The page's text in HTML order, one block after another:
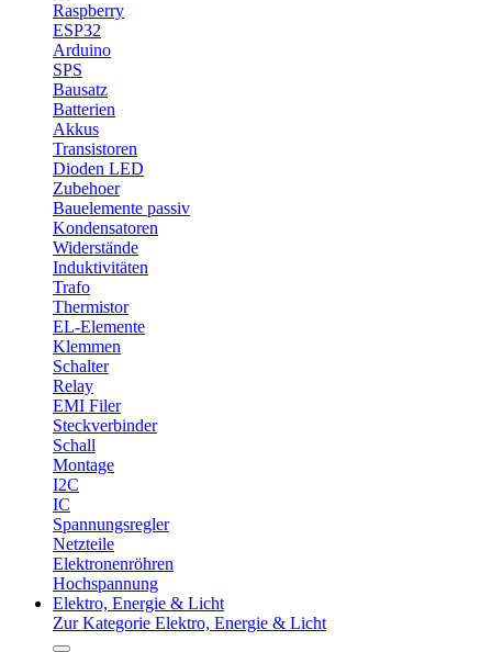
Raspberry
ESP32
Arduino
SPS
Bausatz
Batterien
Akkus
Transistoren
Dioden LED
Zubehoer
Bauelemente passiv
Kondensatoren
Widerstände
Induktivitäten
Trafo
Thermistor
EL-Elemente
Klemmen
Schalter
Relay
EMI Filer
Steckverbinder
Schall
Montage
I2C
IC
Spannungsregler
Netzteile
Elektronenröhren
Hochspannung
Elektro, Energie & Licht
Zur Kategorie Elektro, Energie & Licht